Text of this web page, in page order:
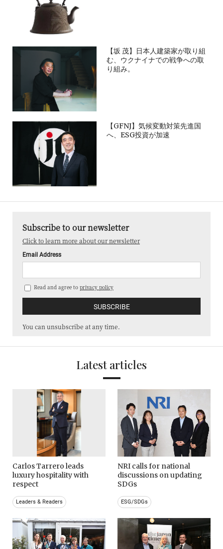
【坂 茂】日本人建築家が取り組
む、ウクナイナでの戦争への取
り組み。
【GFNJ】気候変動対策先進国
へ、ESG投資が加速
Subscribe to our newsletter
Click to learn more about our newsletter
Email Address
Read and agree to privacy policy
You can unsubscribe at any time.
Latest articles
Carlos Tarrero leads
luxury hospitality with
respect
Leaders & Readers
NRI calls for national
discussions on updating
SDGs
ESG/SDGs